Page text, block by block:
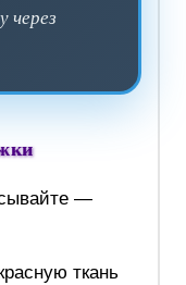
через
—
ткань